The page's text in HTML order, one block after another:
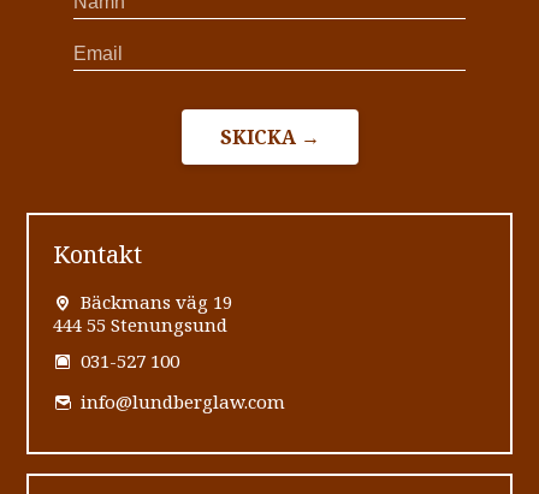
SKICKA →
Kontakt
Bäckmans väg 19
444 55 Stenungsund
031-527 100
info@lundberglaw.com